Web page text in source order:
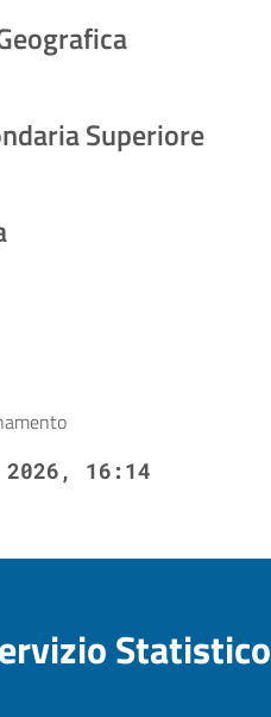
Superiore
16:14
Statistico